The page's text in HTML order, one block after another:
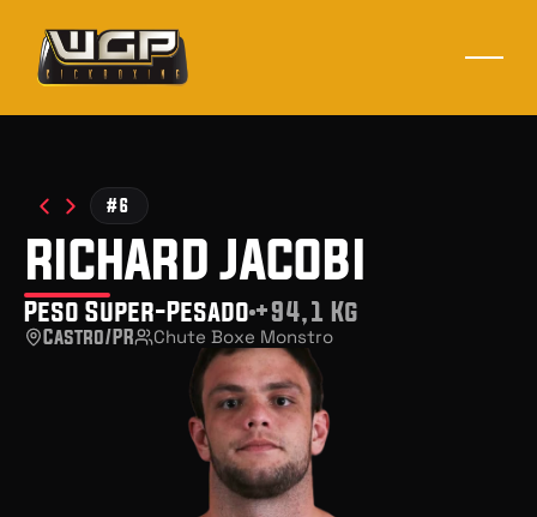
#6
richard jacobi
Peso Super-Pesado +94,1 Kg
Castro/PR Chute Boxe Monstro